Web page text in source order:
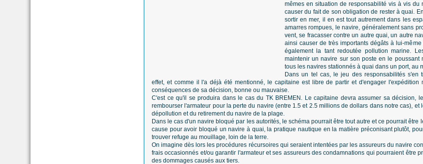
mêmes en situation de responsabilité vis à vis
causer du fait de son obligation de rester à quai.
sortir en mer, il en est tout autrement dans les
amarres rompues, le navire, généralement sans
vent, se fracasser contre un autre quai, un autre
ainsi causer de très importants dégâts à lui-
également la tant redoutée pollution marine.
maintenir un navire sur son poste en le poussant
tous les navires stationnés à quai dans un port, au
Dans un tel cas, le jeu des responsabilités s'en
effet, et comme il l'a déjà été mentionné, le capitaine est libre de partir et d'engager l'expédition
conséquences de sa décision, bonne ou mauvaise.
C'est ce qu'il se produira dans le cas du TK BREMEN. Le capitaine devra assumer sa décision,
rembourser l'armateur pour la perte du navire (entre 1.5 et 2.5 millions de dollars dans notre cas), et
dépollution et du retirement du navire de la plage.
Dans le cas d'un navire bloqué par les autorités, le schéma pourrait être tout autre et ce pourrait être
cause pour avoir bloqué un navire à quai, la pratique nautique en la matière préconisant plutôt,
trouver refuge au mouillage, loin de la terre.
On imagine dès lors les procédures récursoires qui seraient intentées par les assureurs du navire
frais occasionnés et/ou garantir l'armateur et ses assureurs des condamnations qui pourraient être
des dommages causés aux tiers.